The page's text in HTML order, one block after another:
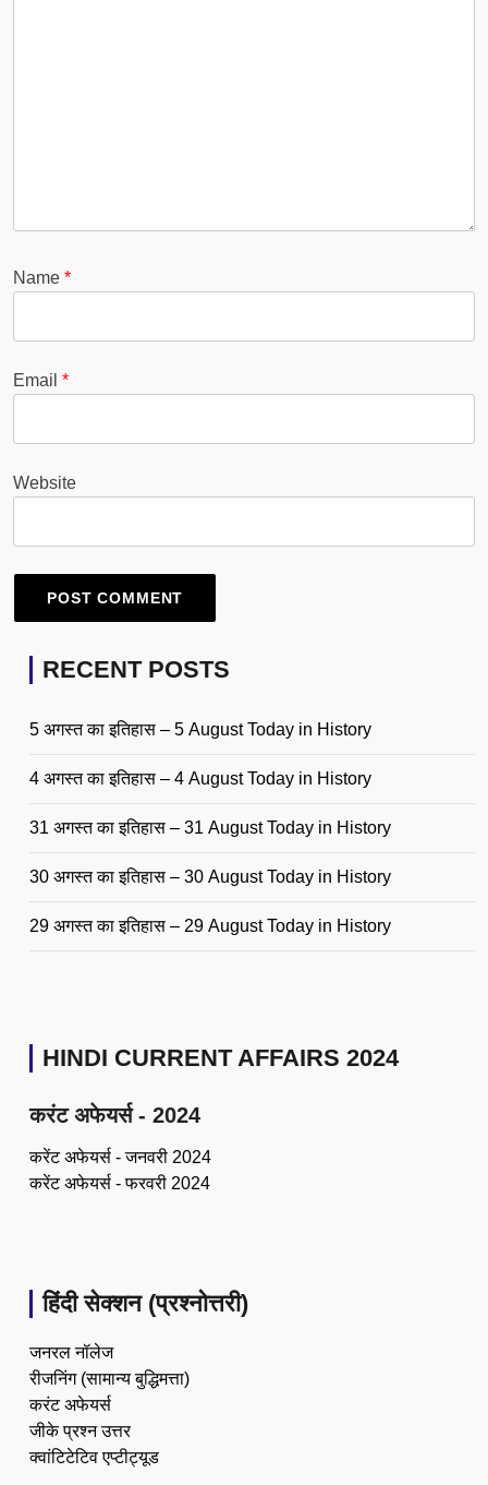
Name *
Email *
Website
RECENT POSTS
5 अगस्त का इतिहास – 5 August Today in History
4 अगस्त का इतिहास – 4 August Today in History
31 अगस्त का इतिहास – 31 August Today in History
30 अगस्त का इतिहास – 30 August Today in History
29 अगस्त का इतिहास – 29 August Today in History
HINDI CURRENT AFFAIRS 2024
करंट अफेयर्स - 2024
करेंट अफेयर्स - जनवरी 2024
करेंट अफेयर्स - फरवरी 2024
हिंदी सेक्शन (प्रश्नोत्तरी)
जनरल नॉलेज
रीजनिंग (सामान्य बुद्धिमत्ता)
करंट अफेयर्स
जीके प्रश्न उत्तर
क्वांटिटेटिव एप्टीट्यूड